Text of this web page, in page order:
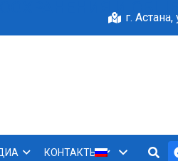
г.
И
КОНТАКТЫ